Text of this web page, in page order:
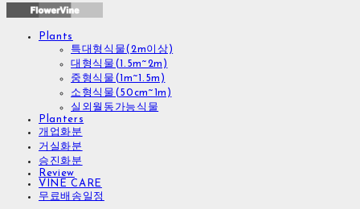
Plants
특대형식물(2m이상)
대형식물(1.5m~2m)
중형식물(1m~1.5m)
소형식물(50cm~1m)
실외월동가능식물
Planters
개업화분
거실화분
승진화분
Review
VINE CARE
무료배송일정